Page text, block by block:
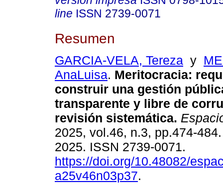
line ISSN 2739-0071
Resumen
GARCIA-VELA, Tereza y
AnaLuisa. Meritocracia:
construir una gestión
transparente y libre de
revisión sistemática.
2025, vol.46, n.3, pp.474-
2025. ISSN 2739-0071.
https://doi.org/10.48082/
a25v46n03p37.